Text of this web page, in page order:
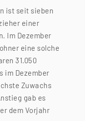
ist seit sieben
einer
Im Dezember
eine solche
31.050
im Dezember
Zuwachs
gab es
dem Vorjahr